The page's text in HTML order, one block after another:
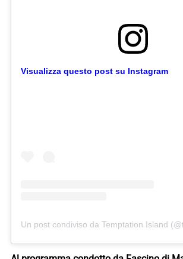
Visualizza questo post su Instagram